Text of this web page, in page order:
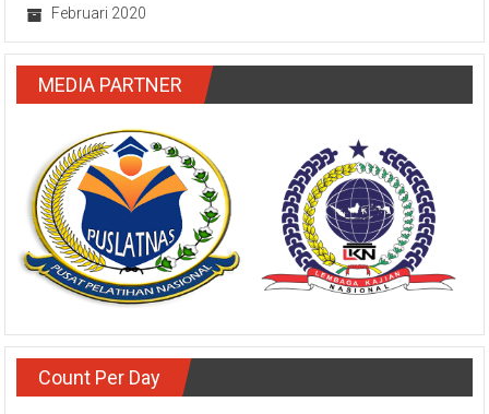
Februari 2020
MEDIA PARTNER
Count Per Day